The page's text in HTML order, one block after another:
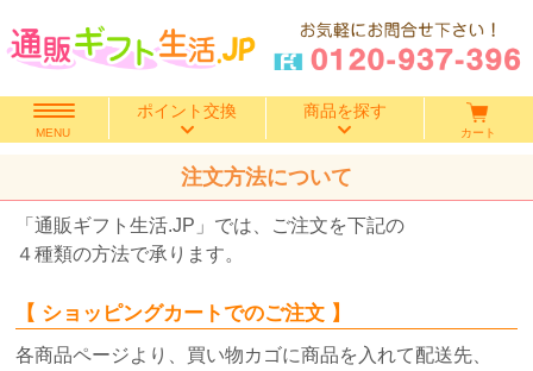
MENU
ポイント交換 商品を探す
香典返し
結婚内祝い
カート
注文方法について
「通販ギフト生活.JP」では、ご注文を下記の
４種類の方法で承ります。
【 ショッピングカートでのご注文 】
各商品ページより、買い物カゴに商品を入れて配送先、